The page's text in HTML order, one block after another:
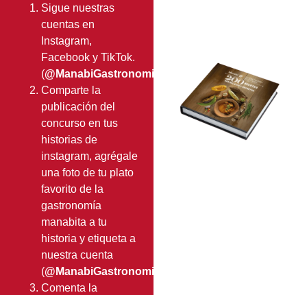
Sigue nuestras
cuentas en
Instagram,
Facebook y TikTok.
(@ManabiGastronomiaMilenaria).
Comparte la
publicación del
concurso en tus
historias de
instagram, agrégale
una foto de tu plato
favorito de la
gastronomía
manabita a tu
historia y etiqueta a
nuestra cuenta
(@ManabiGastronomiaMilenaria
Comenta la